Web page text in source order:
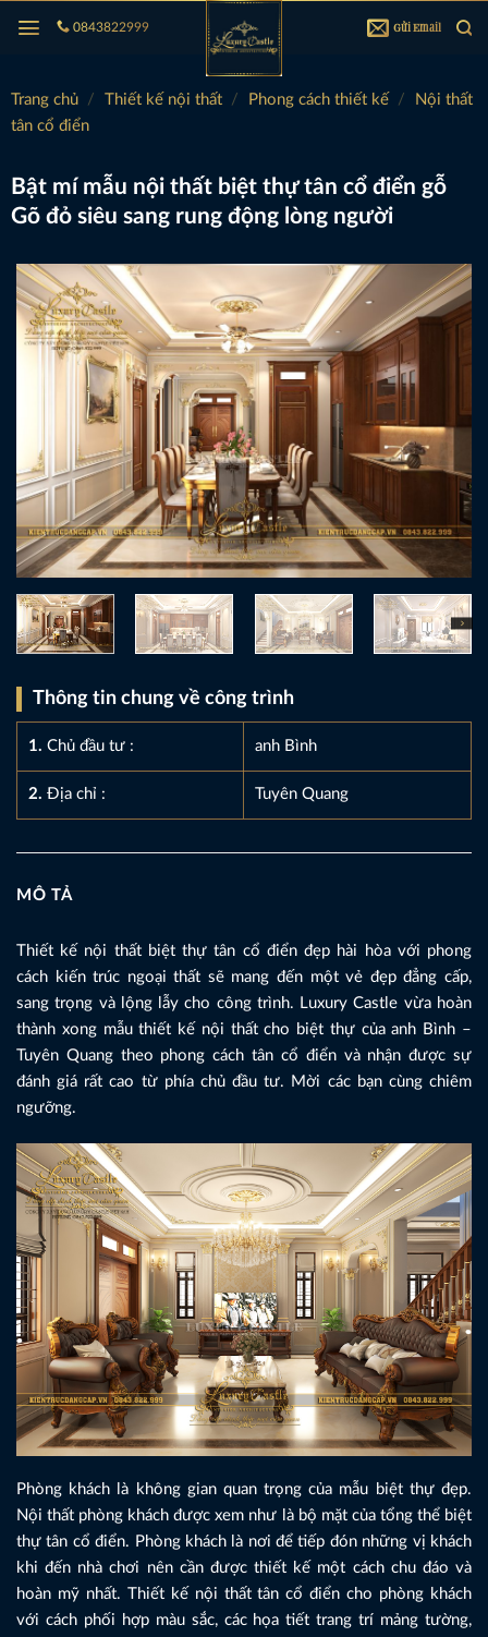
qua
dung
0843822999 Gửi Email
Trang chủ / Thiết kế nội thất / Phong cách thiết kế /
Nội thất
tân cổ điển
Bật mí mẫu nội thất biệt thự tân cổ điển gỗ
Gõ đỏ siêu sang rung động lòng người
Thông tin chung về công trình
1. Chủ đầu tư : anh Bình
2. Địa chỉ : Tuyên Quang
MÔ TẢ
Thiết kế nội thất biệt thự tân cổ điển đẹp hài hòa với phong
cách kiến trúc ngoại thất sẽ mang đến một vẻ đẹp đẳng cấp,
sang trọng và lộng lẫy cho công trình. Luxury Castle vừa hoàn
thành xong mẫu thiết kế nội thất cho biệt thự của anh Bình –
Tuyên Quang theo phong cách tân cổ điển và nhận được sự
đánh giá rất cao từ phía chủ đầu tư. Mời các bạn cùng chiêm
ngưỡng.
Phòng khách là không gian quan trọng của mẫu biệt thự đẹp.
Nội thất phòng khách được xem như là bộ mặt của tổng thể biệt
thự tân cổ điển. Phòng khách là nơi để tiếp đón những vị khách
khi đến nhà chơi nên cần được thiết kế một cách chu đáo và
hoàn mỹ nhất. Thiết kế nội thất tân cổ điển cho phòng khách
với cách phối hợp màu sắc, các họa tiết trang trí mảng tường,